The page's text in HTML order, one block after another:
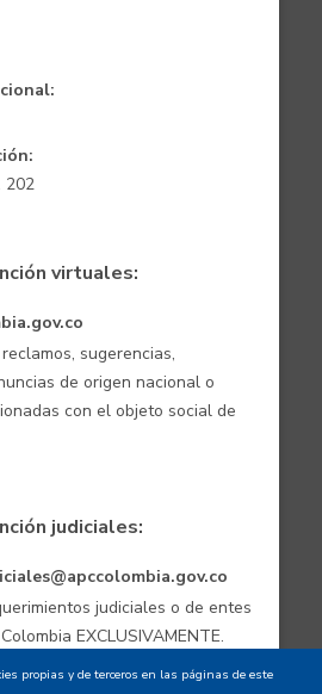
202
virtuales:
sugerencias,
de origen nacional o
con el objeto social de
judiciales:
judiciales o de entes
EXCLUSIVAMENTE.
propias y de terceros en las páginas de este